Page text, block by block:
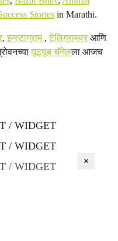
Stories in Marathi.
,इन्स्टाग्राम ,टेलिग्रामवरआणि
यूट्यूब चॅनेलला आजच
/ WIDGET
/ WIDGET
/ WIDGET
×